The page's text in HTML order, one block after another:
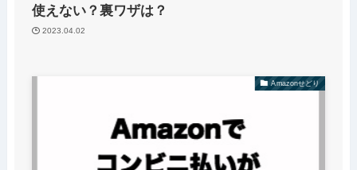
使えない？裏ワザは？
2023.04.02
Amazonせどり